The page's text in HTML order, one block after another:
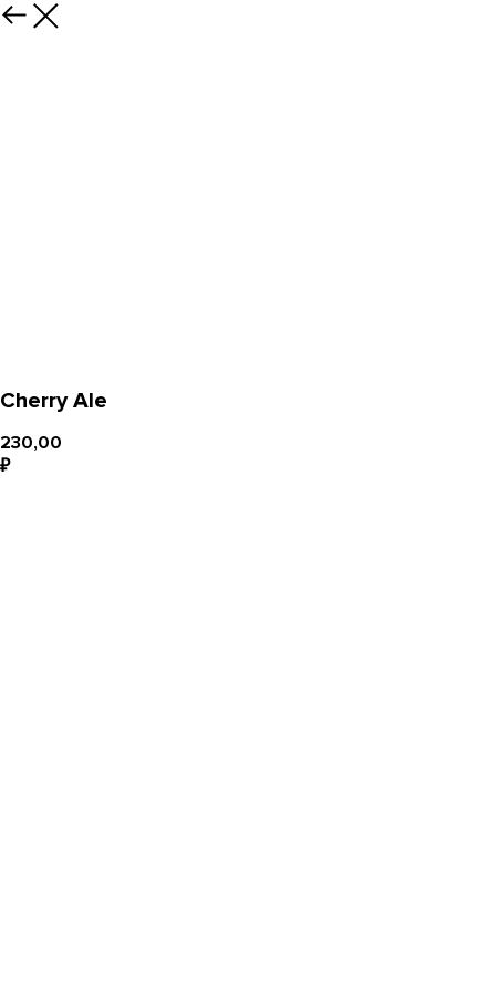
Cherry Ale
230,00
₽